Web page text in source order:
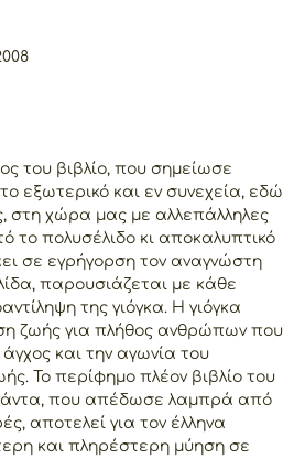
του βιβλίο, που σημείωσε
εξωτερικό και εν συνεχεία, εδώ
στη χώρα μας με αλλεπάλληλες
το πολυσέλιδο κι αποκαλυπτικό
σε εγρήγορση τον αναγνώστη
παρουσιάζεται με κάθε
της γιόγκα. Η γιόγκα
ζωής για πλήθος ανθρώπων που
και την αγωνία του
Το περίφημο πλέον βιβλίο του
που απέδωσε λαμπρά από
αποτελεί για τον έλληνα
και πληρέστερη μύηση σε